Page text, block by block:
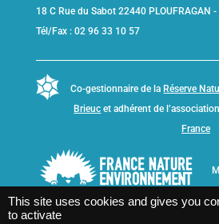
18 C Rue du Sabot 22440 PLOUFRAGAN -
Tél/Fax : 02 96 33 10 57
Co-gestionnaire de la Réserve
Brieuc et adhérent de l’association
France
This site uses cookies and gives you
to activate